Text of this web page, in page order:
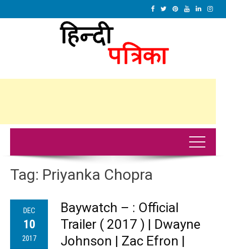
Tag: Priyanka Chopra
DEC
10
2017
Baywatch – : Official
Trailer ( 2017 ) | Dwayne
Johnson | Zac Efron |